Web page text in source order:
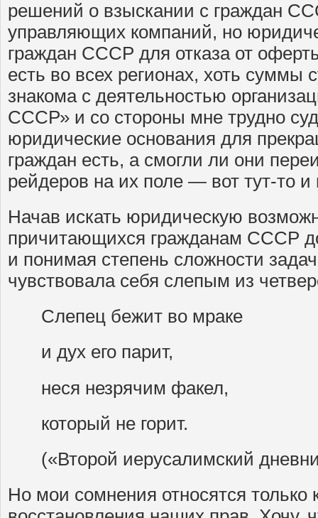
решений о взыскании с граждан
управляющих компаний, но
граждан СССР для отказа от
есть во всех регионах, хоть суммы
знакома с деятельностью
СССР» и со стороны мне трудно
юридические основания для
граждан есть, а смогли ли они
рейдеров на их поле — вот тут-то
Начав искать юридическую
причитающихся гражданам СССР
и понимая степень сложности
чувствовала себя слепым из
Слепец бежит во мраке
и дух его парит,
неся незрячим факел,
который не горит.
(«Второй иерусалимский
Но мои сомнения относятся только